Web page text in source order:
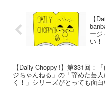
【
ー
い！
【Daily Choppy !】第331回：
ジちゃんねる」の「辞めた芸
く！」シリーズがとっても面白